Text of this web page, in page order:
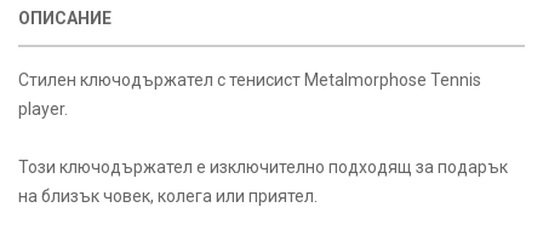
ОПИСАНИЕ
Стилен ключодържател с тенисист Metalmorphose Tennis
player.
Този ключодържател е изключително подходящ за подарък
на близък човек, колега или приятел.